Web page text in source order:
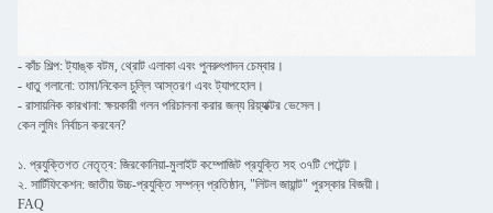
- কাঁচ শিল্প: ট্যাঙ্ক বটম, থ্রোট এলাকা এবং পুনরুৎপাদন চেম্বার।
- ধাতু গলানো: তামা/নিকেল চুল্লি আস্তরণ এবং ট্যাপহোল।
- রাসায়নিক কারখানা: ক্ষয়কারী গলন পরিচালনা করার জন্য রিয়্যাক্টর ভেসেল।
কেন লুমিং নির্বাচন করবেন?
১. প্রযুক্তিগত নেতৃত্ব: জিরকোনিয়া-মুলাইট কম্পোজিট প্রযুক্তি সহ ৩৭টি পেটেন্ট।
২. সার্টিফিকেশন: জাতীয় উচ্চ-প্রযুক্তি সম্পন্ন প্রতিষ্ঠান, "লিটল জায়ান্ট" পুরস্কার বিজয়ী।
FAQ